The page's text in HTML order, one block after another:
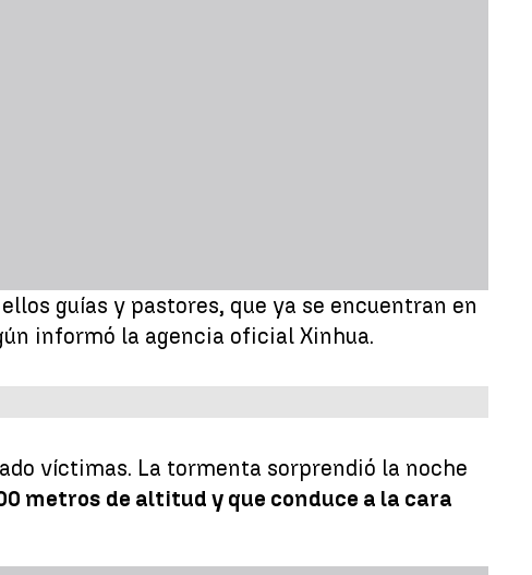
guías y pastores, que ya se encuentran en
informó la agencia oficial Xinhua.
víctimas. La tormenta sorprendió la noche
metros de altitud y que conduce a la cara